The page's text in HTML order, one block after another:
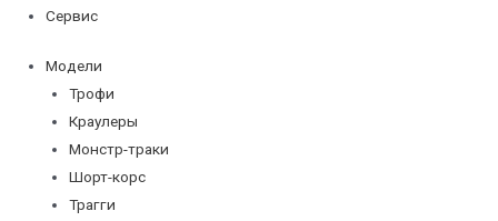
Сервис
Модели
Трофи
Краулеры
Монстр-траки
Шорт-корс
Трагги